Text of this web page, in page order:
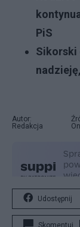
PiS
Sikorski
Autor:
Redakcja
Udostępnij
Skomentuj